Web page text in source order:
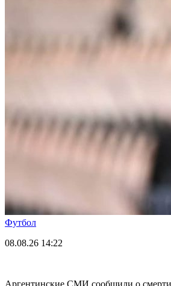
Футбол
08.08.26 14:22
Аргентинские СМИ сообщили о